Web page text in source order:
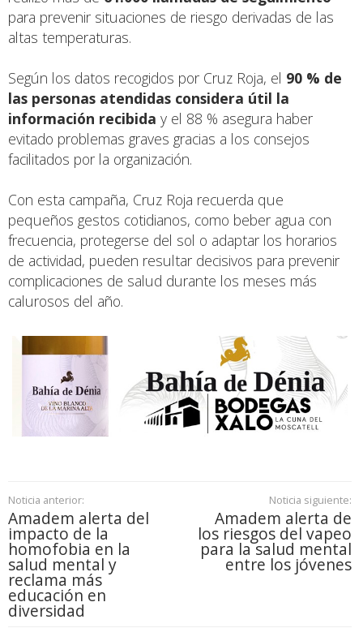
para prevenir situaciones de riesgo derivadas de las
altas temperaturas.
Según los datos recogidos por Cruz Roja, el 90 % de
las personas atendidas considera útil la
información recibida y el 88 % asegura haber
evitado problemas graves gracias a los consejos
facilitados por la organización.
Con esta campaña, Cruz Roja recuerda que
pequeños gestos cotidianos, como beber agua con
frecuencia, protegerse del sol o adaptar los horarios
de actividad, pueden resultar decisivos para prevenir
complicaciones de salud durante los meses más
calurosos del año.
Noticia anterior:
Amadem alerta del
impacto de la
homofobia en la
salud mental y
reclama más
educación en
diversidad
Noticia siguiente:
Amadem alerta de
los riesgos del vapeo
para la salud mental
entre los jóvenes